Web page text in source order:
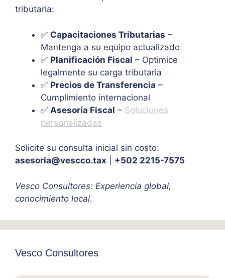
tributaria:
✅ Capacitaciones Tributarias –
Mantenga a su equipo actualizado
✅ Planificación Fiscal – Optimice
legalmente su carga tributaria
✅ Precios de Transferencia –
Cumplimiento internacional
✅ Asesoría Fiscal – Soluciones
personalizadas
Solicite su consulta inicial sin costo:
asesoria@vescco.tax
+502 2215-7575
Vesco Consultores: Experiencia global,
conocimiento local.
Vesco Consultores